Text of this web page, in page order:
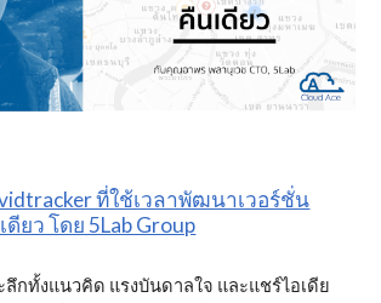
ที่ใช้เวลาพัฒนาเวอร์ชั่น
ยว โดย 5Lab Group
กทั้งแนวคิด แรงบันดาลใจ และแชร์ไอเดีย